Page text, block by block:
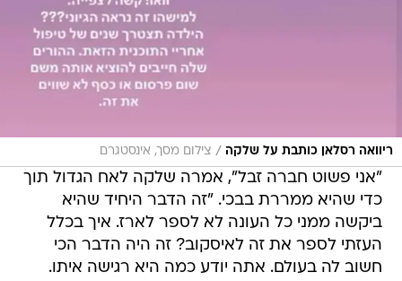
ריוואה רסלאן כותבת על שלקה / צילום מסך, אינסטגרם
"אני פשוט חברה זבל", אמרה שלקה לאח הגדול תוך
כדי שהיא ממררת בבכי. "זה הדבר היחיד שהיא
ביקשה ממני כל העונה לא לספר לארז. איך בכלל
העזתי לספר את זה לאיסקוב? זה היה הדבר הכי
חשוב לה בעולם. אתה יודע כמה היא רגישה איתו.